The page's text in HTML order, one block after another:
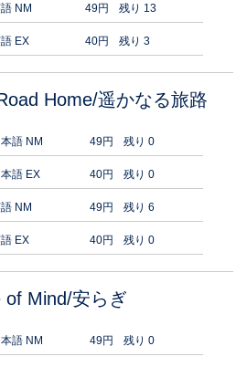
NM 49円 残り 13
EX 40円 残り 3
Home/遥かなる旅路
本語 NM 49円 残り 0
本語 EX 40円 残り 0
NM 49円 残り 6
EX 40円 残り 0
of Mind/安らぎ
本語 NM 49円 残り 0